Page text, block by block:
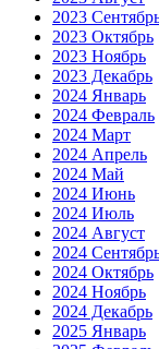
2023
2023 Октябрь
2023 Ноябрь
2023 Декабрь
2024 Январь
2024 Февраль
2024 Март
2024 Апрель
2024 Май
2024 Июнь
2024 Июль
2024 Август
2024
2024 Октябрь
2024 Ноябрь
2024 Декабрь
2025 Январь